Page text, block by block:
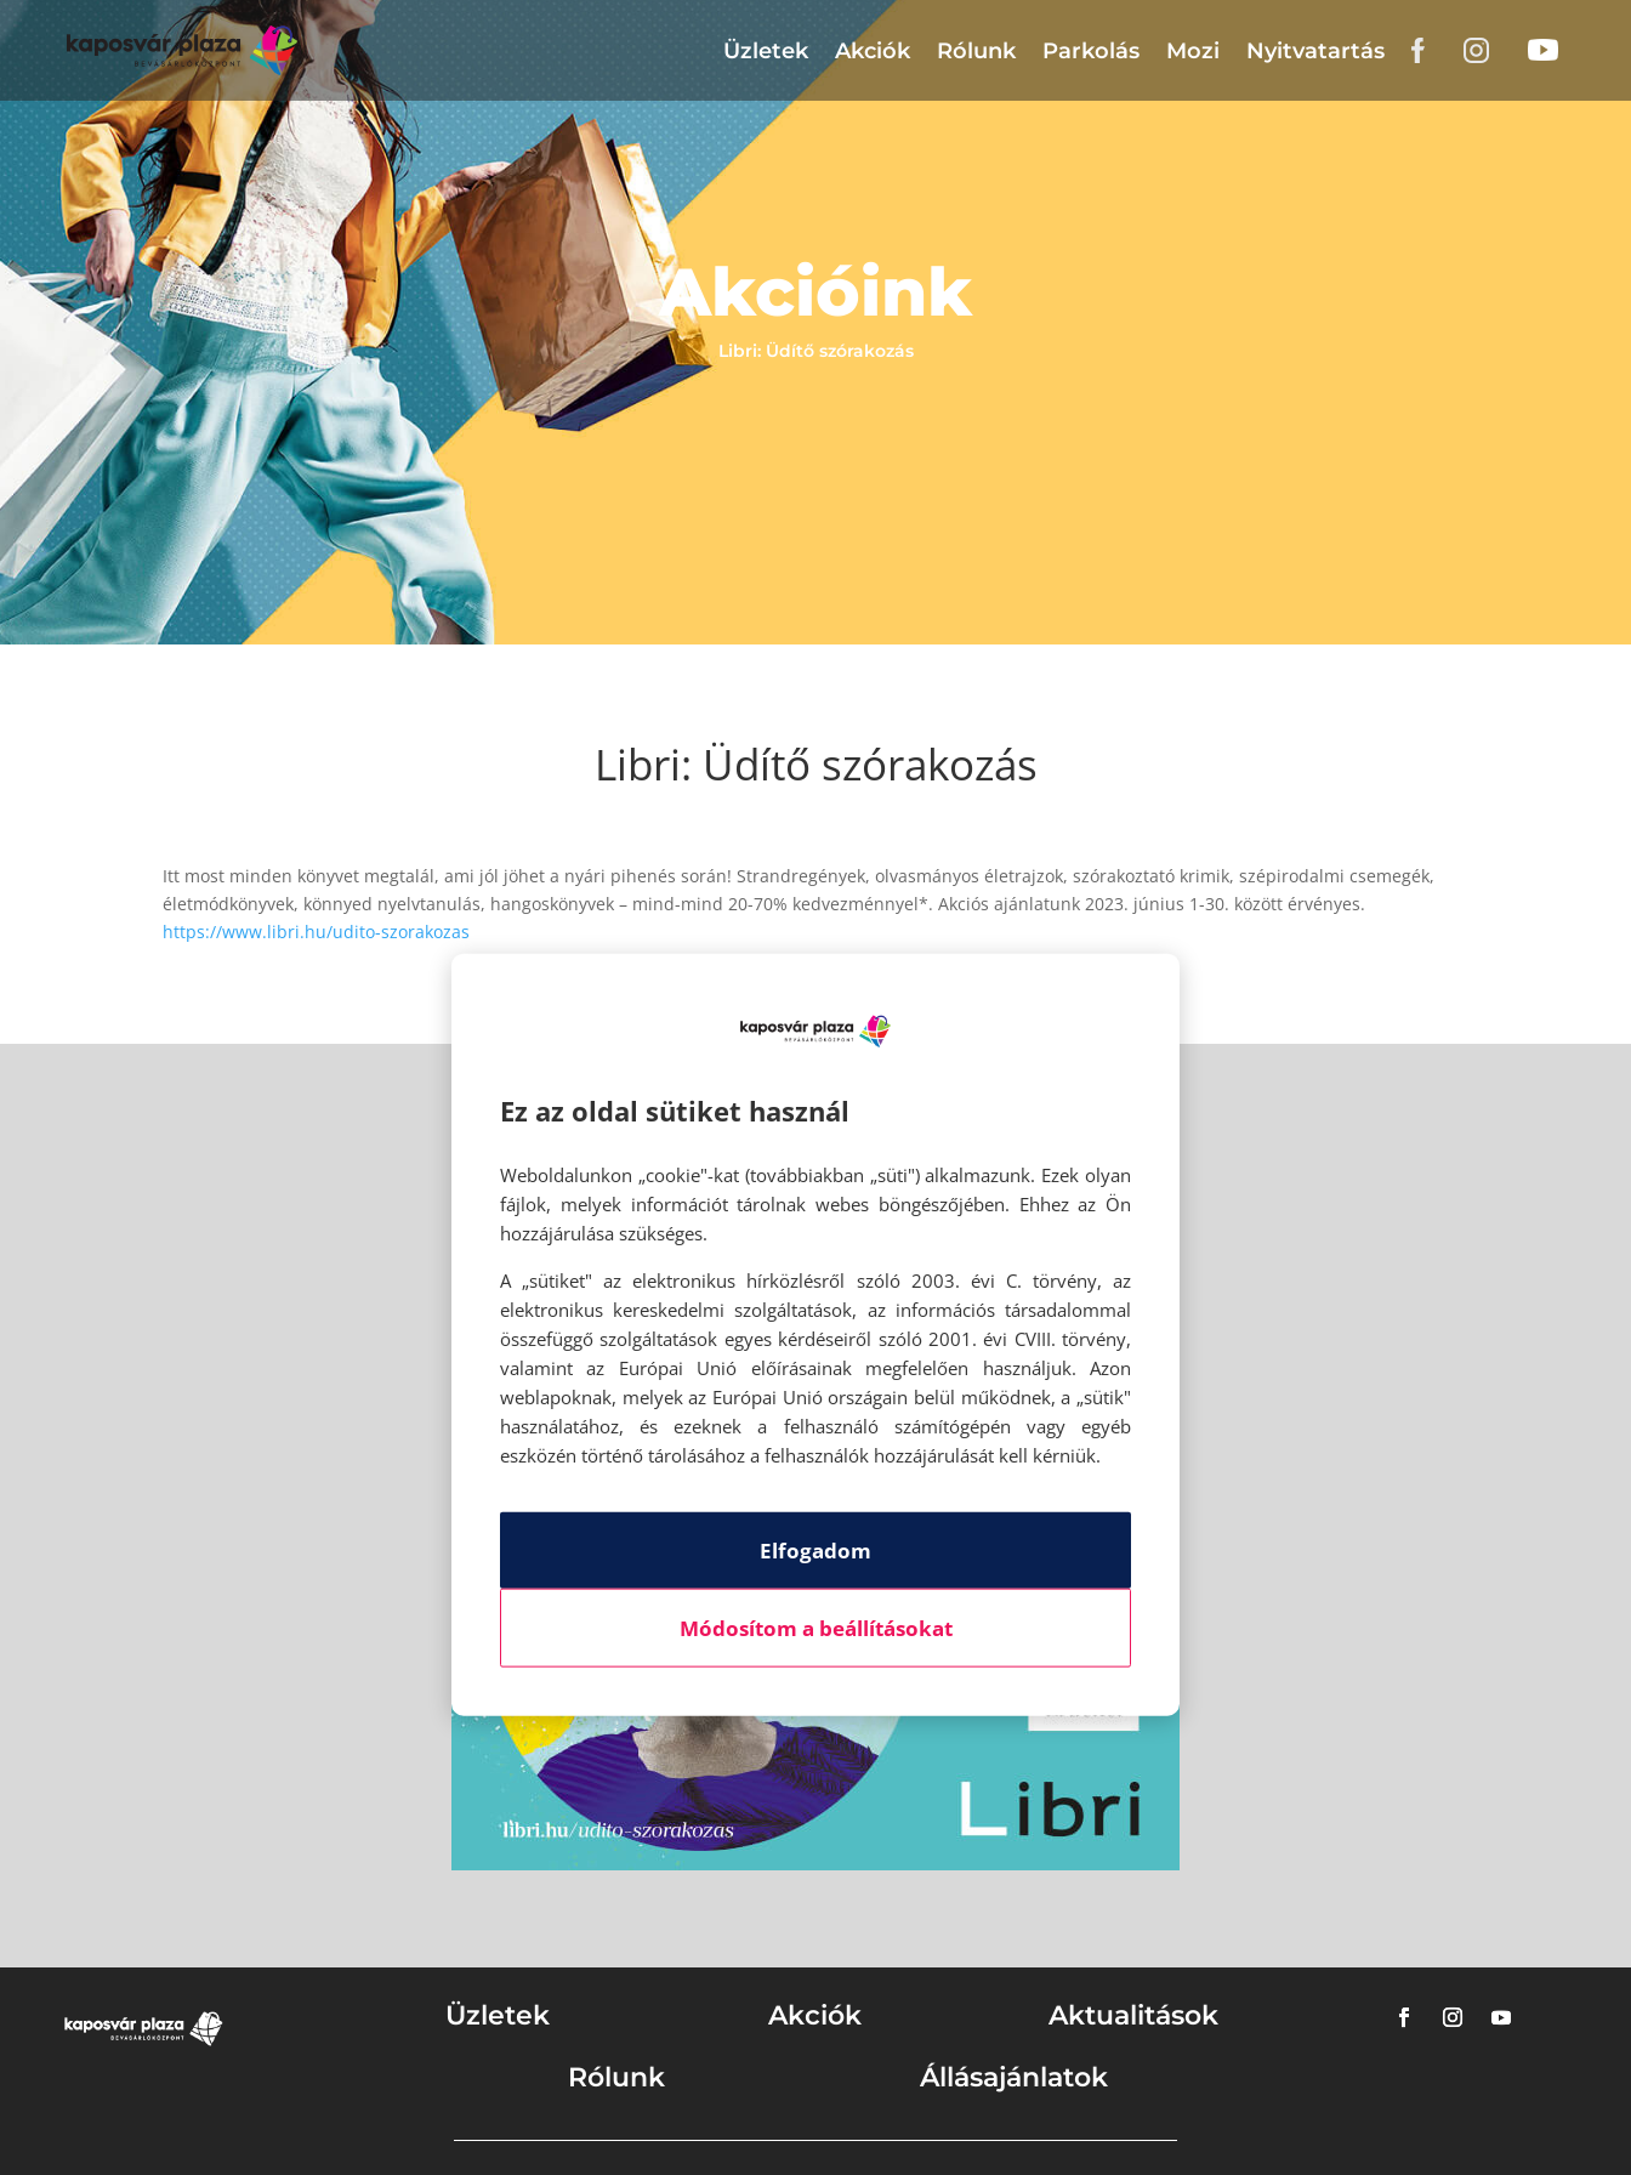
Üzletek Akciók Rólunk Parkolás Mozi Nyitvatartás
Akcióink
Libri: Üdítő szórakozás
Libri: Üdítő szórakozás
Itt most minden könyvet megtalál, ami jól jöhet a nyári pihenés során! Strandregények, olvasmányos életrajzok, szórakoztató krimik, szépirodalmi csemegék,
életmódkönyvek, könnyed nyelvtanulás, hangoskönyvek – mind-mind 20-70% kedvezménnyel*. Akciós ajánlatunk 2023. június 1-30. között érvényes.
https://www.libri.hu/udito-szorakozas
Üzletek Akciók
Aktualitások
Rólunk
Állásajánlatok
Ez az oldal sütiket használ
Weboldalunkon „cookie"-kat (továbbiakban „süti") alkalmazunk. Ezek olyan
fájlok, melyek információt tárolnak webes böngészőjében. Ehhez az Ön
hozzájárulása szükséges.
A „sütiket" az elektronikus hírközlésről szóló 2003. évi C. törvény, az
elektronikus kereskedelmi szolgáltatások, az információs társadalommal
összefüggő szolgáltatások egyes kérdéseiről szóló 2001. évi CVIII. törvény,
valamint az Európai Unió előírásainak megfelelően használjuk. Azon
weblapoknak, melyek az Európai Unió országain belül működnek, a „sütik"
használatához, és ezeknek a felhasználó számítógépén vagy egyéb
eszközén történő tárolásához a felhasználók hozzájárulását kell kérniük.
Elfogadom
Módosítom a beállításokat